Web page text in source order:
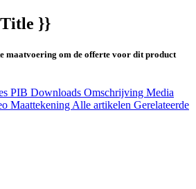
}}
maatvoering om de offerte voor dit product
PIB Downloads Omschrijving Media
Maattekening Alle artikelen Gerelateerde